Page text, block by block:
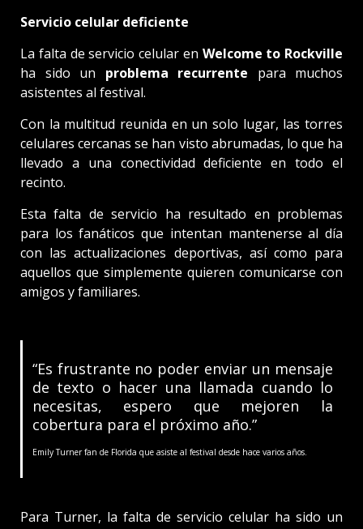
Servicio celular deficiente
La falta de servicio celular en Welcome to Rockville
ha sido un problema recurrente para muchos
asistentes al festival.
Con la multitud reunida en un solo lugar, las torres
celulares cercanas se han visto abrumadas, lo que ha
llevado a una conectividad deficiente en todo el
recinto.
Esta falta de servicio ha resultado en problemas
para los fanáticos que intentan mantenerse al día
con las actualizaciones deportivas, así como para
aquellos que simplemente quieren comunicarse con
amigos y familiares.
“Es frustrante no poder enviar un mensaje
de texto o hacer una llamada cuando lo
necesitas, espero que mejoren la
cobertura para el próximo año.”
Emily Turner fan de Florida que asiste al festival desde hace varios años.
Para Turner, la falta de servicio celular ha sido un